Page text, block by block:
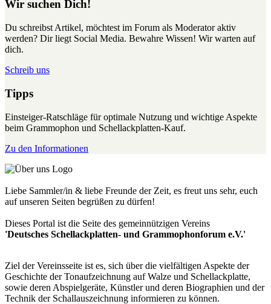
Wir suchen Dich!
Du schreibst Artikel, möchtest im Forum als Moderator aktiv
werden? Dir liegt Social Media. Bewahre Wissen! Wir warten auf
dich.
Schreib uns
Tipps
Einsteiger-Ratschläge für optimale Nutzung und wichtige Aspekte
beim Grammophon und Schellackplatten-Kauf.
Zu den Informationen
Liebe Sammler/in & liebe Freunde der Zeit, es freut uns sehr, euch
auf unseren Seiten begrüßen zu dürfen!
Dieses Portal ist die Seite des gemeinnützigen Vereins
'Deutsches Schellackplatten- und Grammophonforum e.V.'
Ziel der Vereinsseite ist es, sich über die vielfältigen Aspekte der
Geschichte der Tonaufzeichnung auf Walze und Schellackplatte,
sowie deren Abspielgeräte, Künstler und deren Biographien und der
Technik der Schallauszeichnung informieren zu können.